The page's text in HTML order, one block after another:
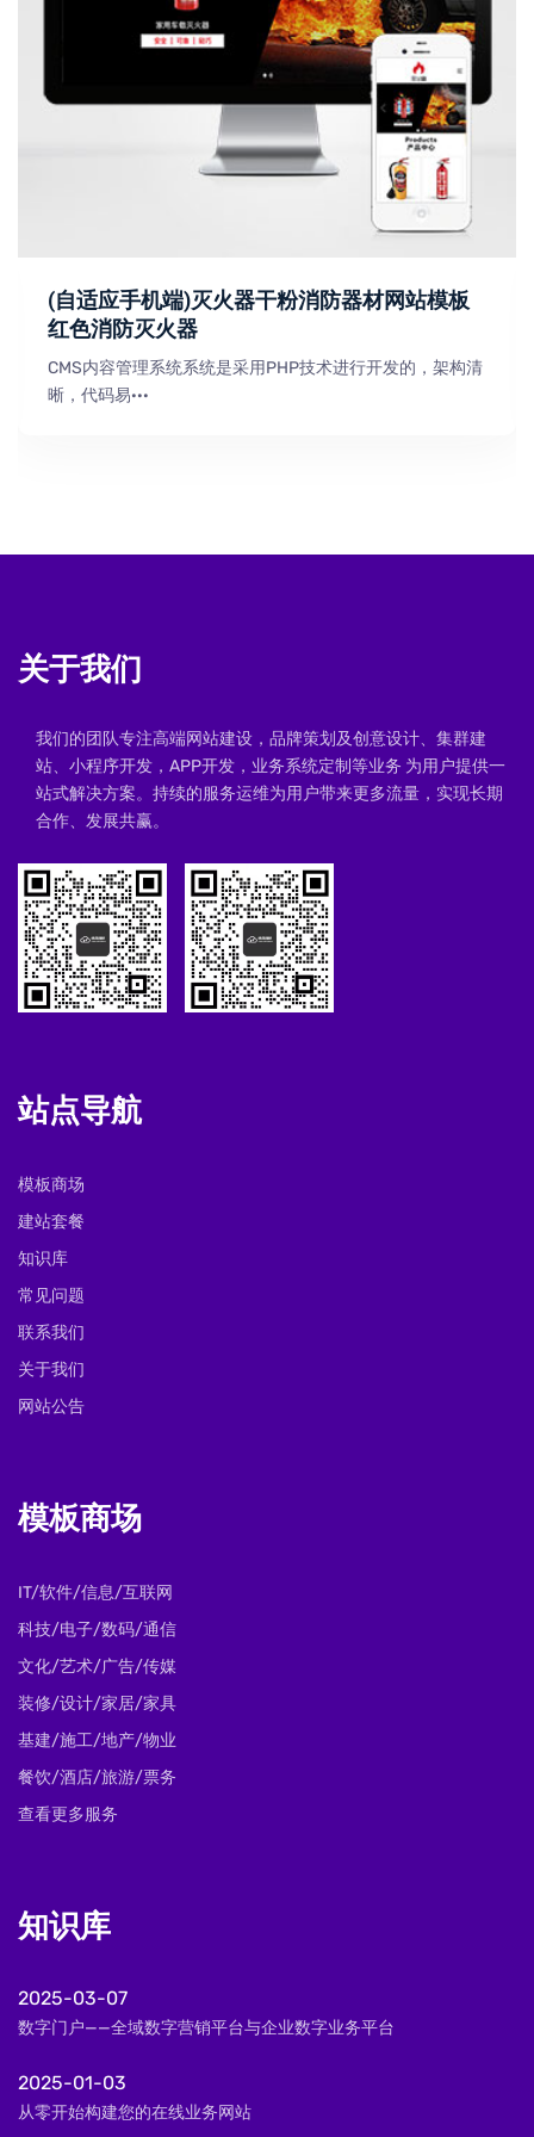
(自适应手机端)灭火器干粉消防器材网站模板
红色消防灭火器
CMS内容管理系统系统是采用PHP技术进行开发的，架构清
晰，代码易···
关于我们
我们的团队专注高端网站建设，品牌策划及创意设计、集群建
站、小程序开发，APP开发，业务系统定制等业务 为用户提供一
站式解决方案。持续的服务运维为用户带来更多流量，实现长期
合作、发展共赢。
站点导航
模板商场
建站套餐
知识库
常见问题
联系我们
关于我们
网站公告
模板商场
IT/软件/信息/互联网
科技/电子/数码/通信
文化/艺术/广告/传媒
装修/设计/家居/家具
基建/施工/地产/物业
餐饮/酒店/旅游/票务
查看更多服务
知识库
2025-03-07
数字门户——全域数字营销平台与企业数字业务平台
2025-01-03
从零开始构建您的在线业务网站